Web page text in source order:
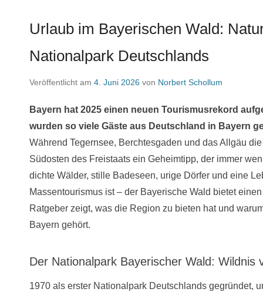
Urlaub im Bayerischen Wald:
Nationalpark Deutschlands
Veröffentlicht am 4. Juni 2026 von Norbert Schollum
Bayern hat 2025 einen neuen Tourismusrekord
wurden so viele Gäste aus Deutschland in Bayern
Während Tegernsee, Berchtesgaden und das Allgäu
Südosten des Freistaats ein Geheimtipp, der immer
dichte Wälder, stille Badeseen, urige Dörfer und eine
Massentourismus ist – der Bayerische Wald bietet
Ratgeber zeigt, was die Region zu bieten hat und
Bayern gehört.
Der Nationalpark Bayerischer Wald: Wildnis
1970 als erster Nationalpark Deutschlands gegründet,